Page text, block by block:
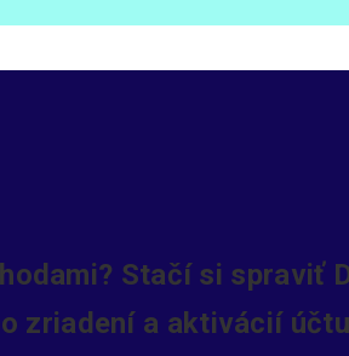
Stačí si spraviť
zriadení a aktivácií